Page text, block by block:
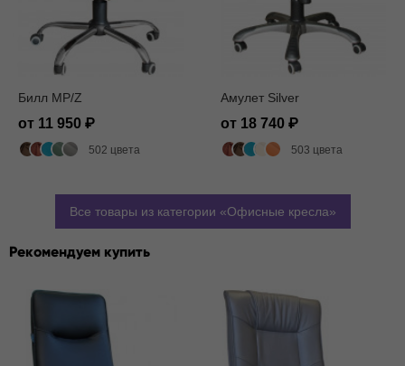
Билл MP/Z
от 11 950
502 цвета
Амулет Silver
от 18 740
503 цвета
Все товары из категории Офисные кресла
Рекомендуем купить